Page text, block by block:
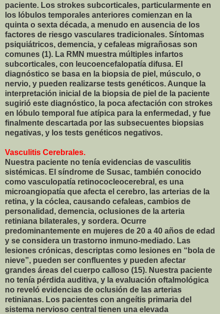
paciente. Los strokes subcorticales, particularmente en
los lóbulos temporales anteriores comienzan en la
quinta o sexta década, a menudo en ausencia de los
factores de riesgo vasculares tradicionales. Síntomas
psiquiátricos, demencia, y cefaleas migrañosas son
comunes (1). La RMN muestra múltiples infartos
subcorticales, con leucoencefalopatía difusa. El
diagnóstico se basa en la biopsia de piel, músculo, o
nervio, y pueden realizarse tests genéticos. Aunque la
interpretación inicial de la biopsia de piel de la paciente
sugirió este diagnóstico, la poca afectación con strokes
en lóbulo temporal fue atípica para la enfermedad, y fue
finalmente descartada por las subsecuentes biopsias
negativas, y los tests genéticos negativos.
Vasculitis Cerebrales.
Nuestra paciente no tenía evidencias de vasculitis
sistémicas. El síndrome de Susac, también conocido
como vasculopatía retinococleocerebral, es una
microangiopatía que afecta el cerebro, las arterias de la
retina, y la cóclea, causando cefaleas, cambios de
personalidad, demencia, oclusiones de la arteria
retiniana bilaterales, y sordera. Ocurre
predominantemente en mujeres de 20 a 40 años de edad
y se considera un trastorno inmuno-mediado. Las
lesiones crónicas, descriptas como lesiones en “bola de
nieve”, pueden ser confluentes y pueden afectar
grandes áreas del cuerpo calloso (15). Nuestra paciente
no tenía pérdida auditiva, y la evaluación oftalmológica
no reveló evidencias de oclusión de las arterias
retinianas. Los pacientes con angeítis primaria del
sistema nervioso central tienen una elevada